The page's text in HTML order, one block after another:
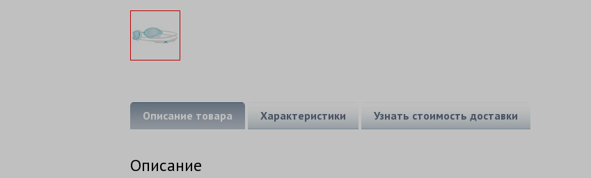
Описание товара Характеристики Узнать стоимость доставки
Описание